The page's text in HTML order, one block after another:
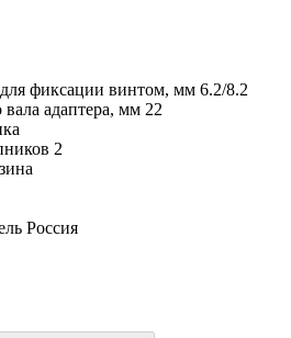
фиксации винтом, мм 6.2/8.2
адаптера, мм 22
2
Россия